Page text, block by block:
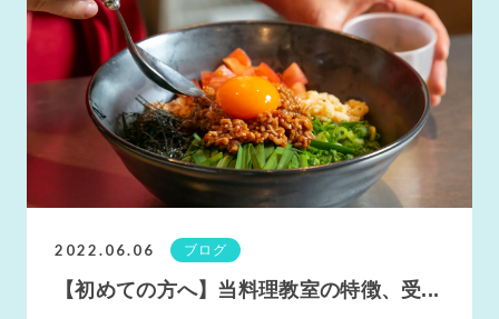
2022.06.06 ブログ
【初めての方へ】当料理教室の特徴、受...